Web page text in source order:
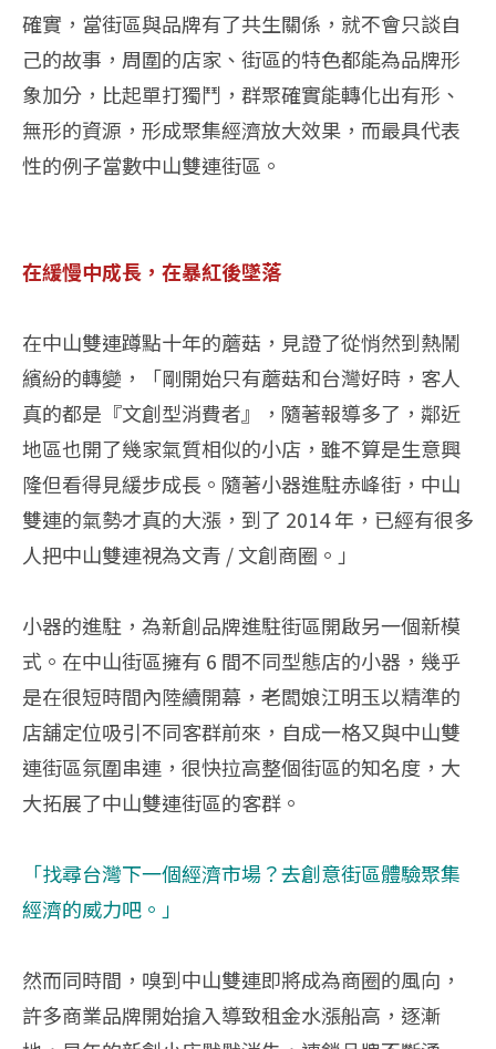
確實，當街區與品牌有了共生關係，就不會只談自
己的故事，周圍的店家、街區的特色都能為品牌形
象加分，比起單打獨鬥，群聚確實能轉化出有形、
無形的資源，形成聚集經濟放大效果，而最具代表
性的例子當數中山雙連街區。
在緩慢中成長，在暴紅後墜落
在中山雙連蹲點十年的蘑菇，見證了從悄然到熱鬧
繽紛的轉變，「剛開始只有蘑菇和台灣好時，客人
真的都是『文創型消費者』，隨著報導多了，鄰近
地區也開了幾家氣質相似的小店，雖不算是生意興
隆但看得見緩步成長。隨著小器進駐赤峰街，中山
雙連的氣勢才真的大漲，到了 2014 年，已經有很多
人把中山雙連視為文青 / 文創商圈。」
小器的進駐，為新創品牌進駐街區開啟另一個新模
式。在中山街區擁有 6 間不同型態店的小器，幾乎
是在很短時間內陸續開幕，老闆娘江明玉以精準的
店舖定位吸引不同客群前來，自成一格又與中山雙
連街區氛圍串連，很快拉高整個街區的知名度，大
大拓展了中山雙連街區的客群。
「找尋台灣下一個經濟市場？去創意街區體驗聚集
經濟的威力吧。」
然而同時間，嗅到中山雙連即將成為商圈的風向，
許多商業品牌開始搶入導致租金水漲船高，逐漸